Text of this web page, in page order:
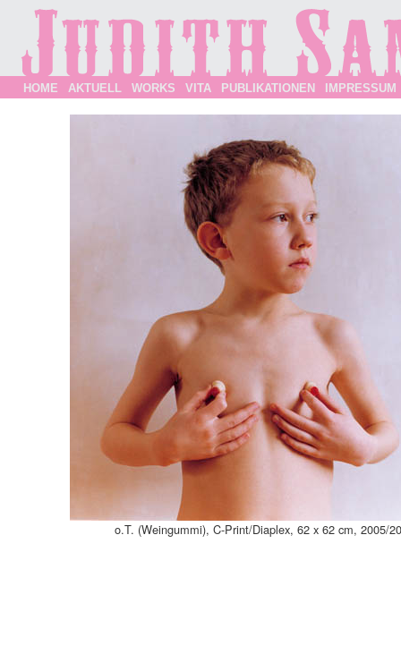
HOME AKTUELL WORKS VITA PUBLIKATIONEN IMPRESSUM
o.T. (Weingummi), C-Print/Diaplex, 62 x 62 cm, 2005/